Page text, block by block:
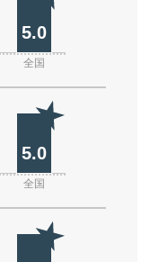
5.0
全国
5.0
全国